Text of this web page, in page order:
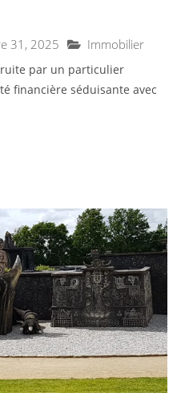
31, 2025 Immobilier
par un particulier
financière séduisante avec